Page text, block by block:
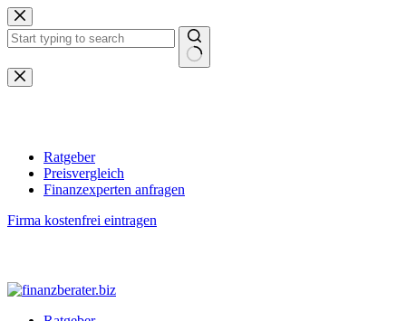
Zum
Inhalt
springen
Keine
Ergebnisse
Ratgeber
Preisvergleich
Finanzexperten anfragen
Firma kostenfrei eintragen